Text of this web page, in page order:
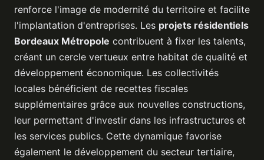
renforce l'image de modernité du territoire et facilite
l'implantation d'entreprises. Les projets résidentiels
Bordeaux Métropole contribuent à fixer les talents,
créant un cercle vertueux entre habitat de qualité et
développement économique. Les collectivités
locales bénéficient de recettes fiscales
supplémentaires grâce aux nouvelles constructions,
leur permettant d'investir dans les infrastructures et
les services publics. Cette dynamique favorise
également le développement du secteur tertiaire,